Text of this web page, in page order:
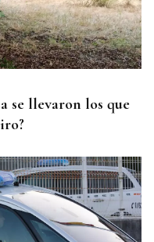
se llevaron los que